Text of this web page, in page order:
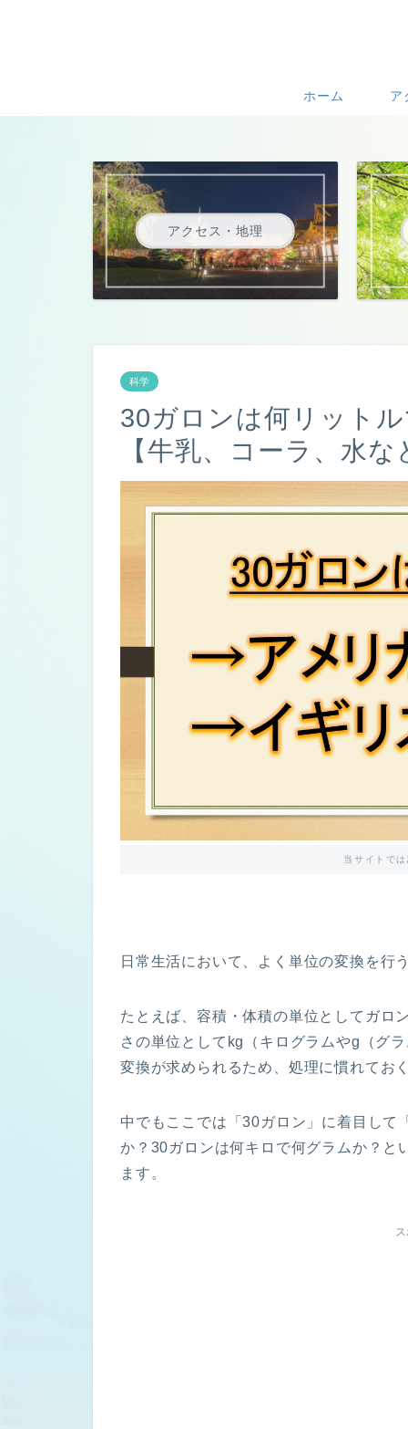
ホーム ア
アクセス・地理
科学
30ガロンは何リット
【牛乳、コーラ、水な
当サイトで
日常生活において、よく単位の変換を行
たとえば、容積・体積の単位としてガロ
さの単位としてkg（キログラムやg（グ
変換が求められるため、処理に慣れてお
中でもここでは「30ガロン」に着目し
か？30ガロンは何キロで何グラムか？と
ます。